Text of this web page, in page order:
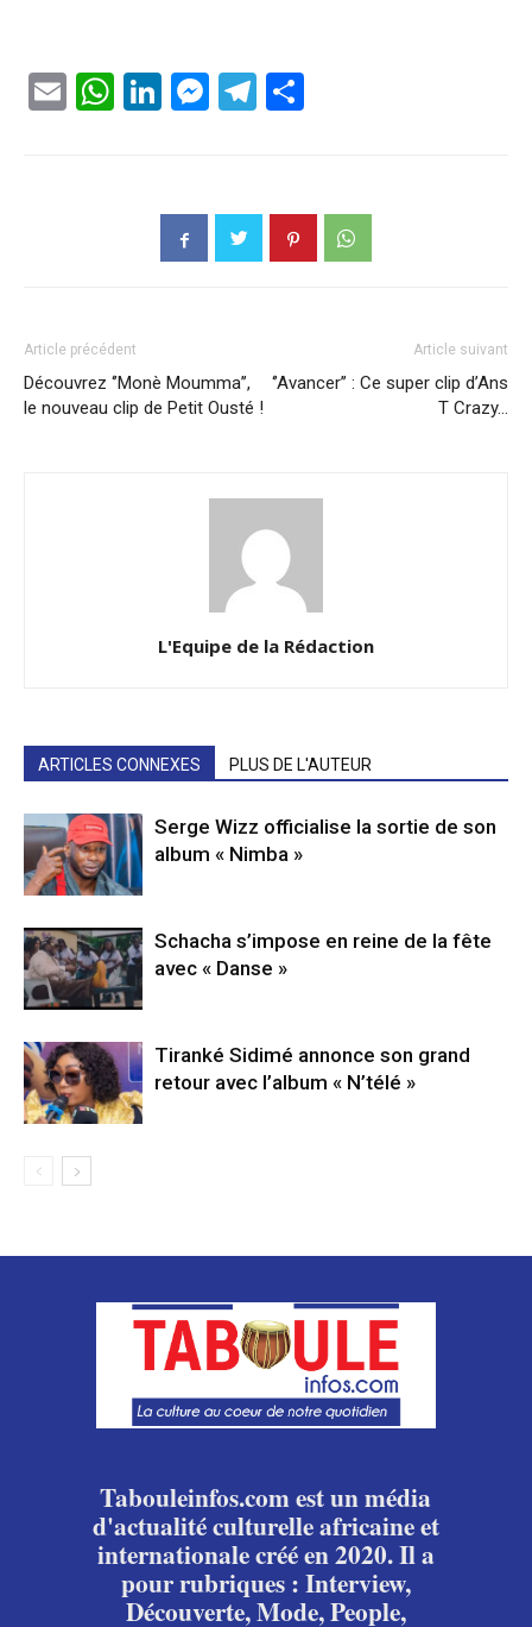
EmailWhatsApp
LinkedIn
Messenger
Telegram
Article précédent
Découvrez ‘’Monè Moumma’’,
le nouveau clip de Petit Ousté !
Article suivant
‘’Avancer’’ : Ce super clip d’Ans
T Crazy…
L'Equipe de la Rédaction
ARTICLES CONNEXES PLUS DE L'AUTEUR
Serge Wizz officialise la sortie de son
album « Nimba »
Schacha s’impose en reine de la fête
avec « Danse »
Tiranké Sidimé annonce son grand
retour avec l’album « N’télé »
Tabouleinfos.com est un média
d'actualité culturelle africaine et
internationale créé en 2020. Il a
pour rubriques : Interview,
Découverte, Mode, People,